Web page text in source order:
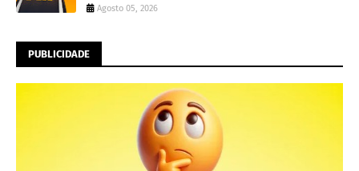
Agosto 05, 2026
PUBLICIDADE